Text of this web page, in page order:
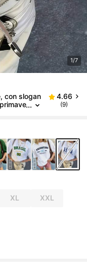
1/7
con slogan
4.66
(9)
XL XXL